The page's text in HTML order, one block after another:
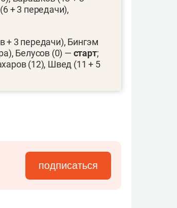
+ 3 передачи),
+ 3 передачи), Бингэм
Белусов (0) — старт;
(12), Швед (11 + 5
подписаться